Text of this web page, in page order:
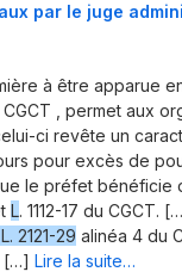
par le juge
à être apparue
CGCT , permet aux
ci revête un
pour excès de
le préfet bénéficie
L. 1112-17 du CGCT.
2121-29 alinéa 4 du
[…] Lire la suite…